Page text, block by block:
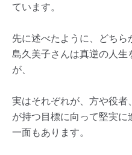
ています。
先に述べたように、どちら
島久美子さんは真逆の人生
が、
実はそれぞれが、方や役者
が持つ目標に向って堅実に
一面もあります。